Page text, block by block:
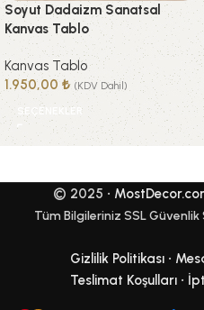
Soyut Dadaizm Sanatsal
Kanvas Tablo
Kanvas Tablo
1.950,00 ₺ (KDV Dahil)
SEÇENEKLER
© 2025 •
Tüm Bilgileriniz SSL
Gizlilik Politikası •
Teslimat Koşulları•